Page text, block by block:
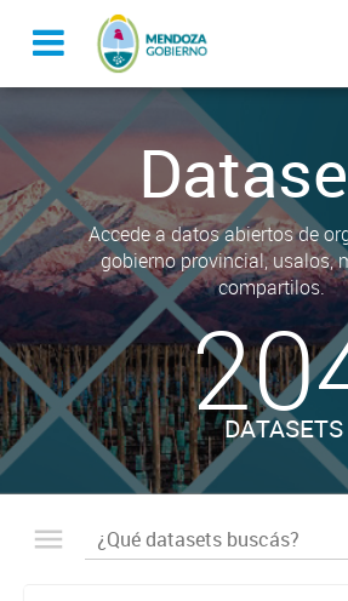
Accede a datos abiertos de
gobierno provincial, usalos,
compartilos.
DATASETS